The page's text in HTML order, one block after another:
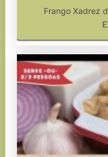
Frango Xadrez